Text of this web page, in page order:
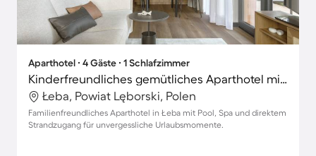
Aparthotel ∙ 4 Gäste ∙ 1 Schlafzimmer
Kinderfreundliches gemütliches Aparthotel mit Pool und Sauna | Nah am Strand | Ideal für Homeoffice
Łeba, Powiat Lęborski, Polen
Familienfreundliches Aparthotel in Łeba mit Pool, Spa und direktem
Strandzugang für unvergessliche Urlaubsmomente.